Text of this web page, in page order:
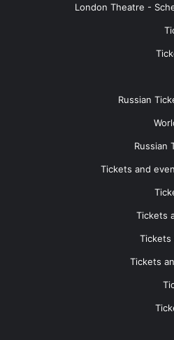
London Theatre -
Russian
Russian
Tickets and
Tickets
Tickets
Tickets